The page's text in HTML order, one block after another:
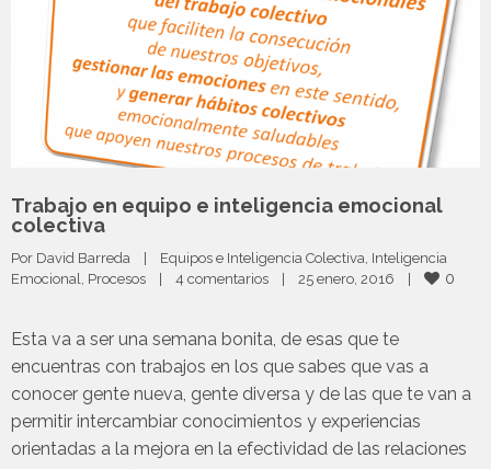
Trabajo en equipo e inteligencia emocional
colectiva
Por David Barreda Equipos e Inteligencia Colectiva, Inteligencia
Emocional, Procesos 4 comentarios 25 enero, 2016 0
Esta va a ser una semana bonita, de esas que te
encuentras con trabajos en los que sabes que vas a
conocer gente nueva, gente diversa y de las que te van a
permitir intercambiar conocimientos y experiencias
orientadas a la mejora en la efectividad de las relaciones